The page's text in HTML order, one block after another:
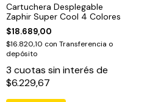
Cartuchera Desplegable
Zaphir Super Cool 4 Colores
$18.689,00
$16.820,10 con Transferencia o
depósito
3 cuotas sin interés de
$6.229,67